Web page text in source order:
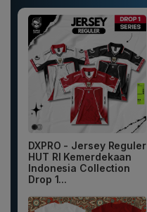
DXPRO - Jersey Reguler
HUT RI Kemerdekaan
Indonesia Collection
Drop 1...